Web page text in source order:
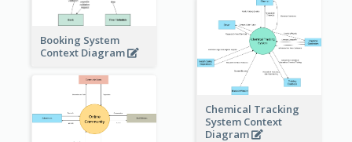
Booking System
Context Diagram
Chemical Tracking
System Context
Diagram